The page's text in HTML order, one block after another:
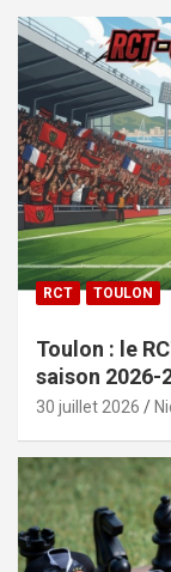
RCT TOULON
Toulon : le
saison 2026-
30 juillet 2026